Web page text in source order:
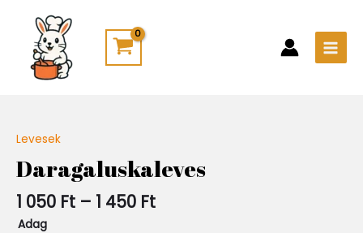
content
Levesek
Daragaluskaleves
1 050 Ft – 1 450 Ft
1
050 Ft
-
1
Adag